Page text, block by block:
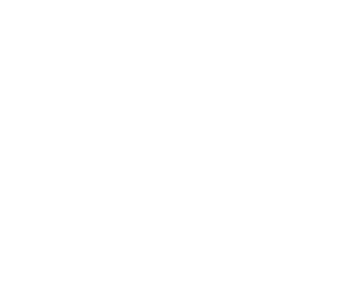
:
pour vous
chiot dort
de votre
mais aussi
plaît